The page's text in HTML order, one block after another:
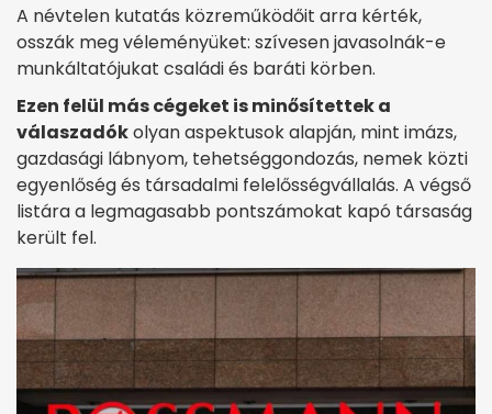
A névtelen kutatás közreműködőit arra kérték,
osszák meg véleményüket: szívesen javasolnák-e
munkáltatójukat családi és baráti körben.
Ezen felül más cégeket is minősítettek a
válaszadókolyan aspektusok alapján, mint imázs,
gazdasági lábnyom, tehetséggondozás, nemek közti
egyenlőség és társadalmi felelősségvállalás. A végső
listára a legmagasabb pontszámokat kapó társaság
került fel.